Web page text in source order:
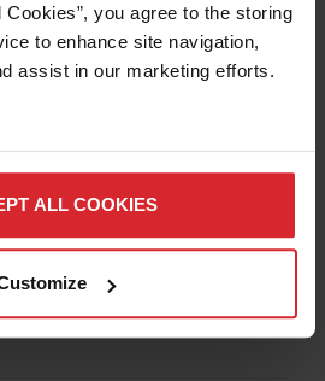
you agree to the storing
to enhance site navigation,
assist in our marketing efforts.
ALL COOKIES
OMAX 5555